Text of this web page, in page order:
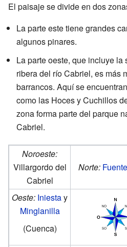
El paisaje se divide en dos
La parte este tiene grandes
algunos pinares.
La parte oeste, que incluye
ribera del río Cabriel, es más
barrancos. Aquí se
como las Hoces y Cuchillos
zona forma parte del parque
Cabriel.
Noroeste:
Villargordo del
Cabriel
Norte:
Oeste: Iniestay
Minglanilla
(Cuenca)